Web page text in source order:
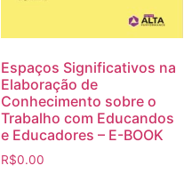
Espaços Significativos na
Elaboração de
Conhecimento sobre o
Trabalho com Educandos
e Educadores – E-BOOK
R$0.00